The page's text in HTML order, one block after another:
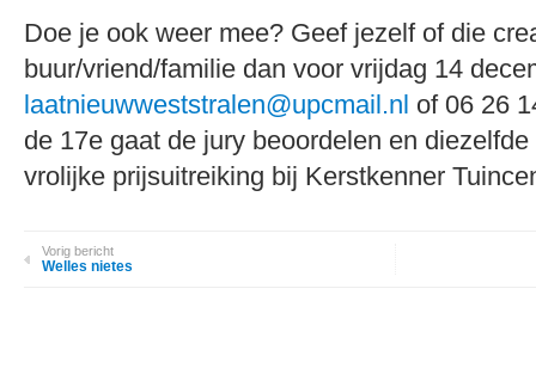
Doe je ook weer mee? Geef jezelf of die
buur/vriend/familie dan voor vrijdag 14
laatnieuwweststralen@upcmail.nl of 06 26
de 17e gaat de jury beoordelen en
vrolijke prijsuitreiking bij Kerstkenner
Vorig bericht
Welles nietes